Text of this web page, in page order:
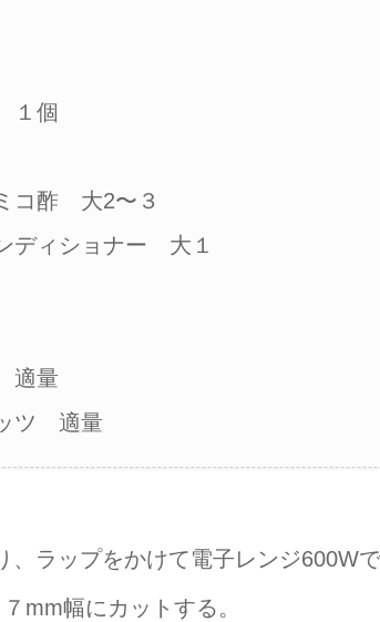
１個
コ酢 大2〜３
ディショナー 大１
適量
ツ 適量
、ラップをかけて電子レンジ600W
mm幅にカットする。